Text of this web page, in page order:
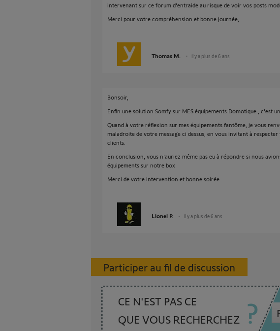
intervenant sur ce forum d'entraide au risque de voir vos posts
Merci pour votre compréhension et bonne journée,
Thomas M. il y a plus de 6 ans
Bonsoir,
Enfin une solution Somfy sur MES équipements Domotique , c'est
Quand à votre réflexion sur mes équipements fantôme, je vous
maladroite de votre message ci dessus, en vous invitant à
clients.
En conclusion, vous n'auriez même pas eu à répondre si nous
équipements sur notre box
Merci de votre intervention et bonne soirée
Lionel P. il y a plus de 6 ans
Participer au fil de discussion
CE N'EST PAS CE
QUE VOUS RECHERCHEZ